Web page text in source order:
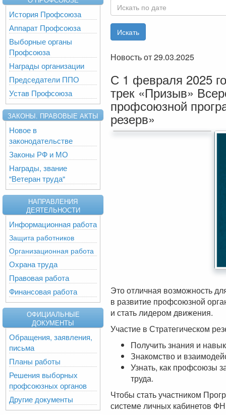
История Профсоюза
Аппарат Профсоюза
Выборные органы
Профсоюза
Награды организации
Председатели ППО
Устав Профсоюза
ЗАКОНЫ. ПРАВОВЫЕ АКТЫ
Новое в
законодательстве
Законы РФ и МО
Награды, звание
"Ветеран труда"
НАПРАВЛЕНИЯ
ДЕЯТЕЛЬНОСТИ
Информационная работа
Защита работников
Организационная работа
Охрана труда
Правовая работа
Финансовая работа
ОФИЦИАЛЬНЫЕ
ДОКУМЕНТЫ
Обращения, заявления,
письма
Планы работы
Решения выборных
профсоюзных органов
Другие документы
Новость от 29.03.2025
С 1 февраля 2025
трек «Призыв»
профсоюзной
резерв»
Это отличная возможность
в развитие профсоюзной
и стать лидером движения.
Участие в Стратегическом
Получить знания и
Знакомство и
Узнать, как профсоюзы
труда.
Чтобы стать участником
системе личных кабинетов